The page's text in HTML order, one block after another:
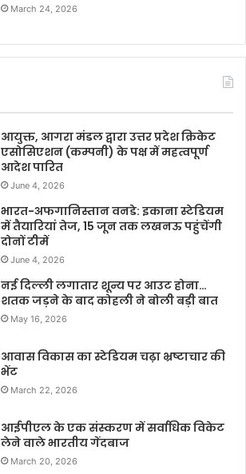
March 24, 2026
आयुक्त, आगरा मंडल द्वारा उत्तर प्रदेश क्रिकेट
एसोसिएशन (कम्पनी) के पक्ष में महत्वपूर्ण
आदेश पारित
June 4, 2026
भारत-अफगानिस्तान वनडे: इकाना स्टेडियम
में तैयारियां तेज, 15 जून तक लखनऊ पहुंचेंगी
दोनों टीमें
June 4, 2026
नई दिल्ली लगातार शून्य पर आउट होना…
शतक जड़ने के बाद कोहली ने बोली बड़ी बात
May 16, 2026
आवास विकास का स्टेडियम चढ़ा भ्रष्टाचार की
भेंट
March 22, 2026
आईपीएल के एक संस्करण में सर्वाधिक विकेट
लेने वाले भारतीय गेंदबाज
March 20, 2026